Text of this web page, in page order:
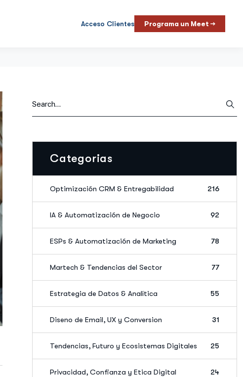
Acceso Clientes Programa un Meet →
Categorias
Optimización CRM & Entregabilidad 216
IA & Automatización de Negocio 92
ESPs & Automatización de Marketing 78
Martech & Tendencias del Sector 77
Estrategia de Datos & Analítica 55
Diseno de Email, UX y Conversion 31
Tendencias, Futuro y Ecosistemas Digitales 25
Privacidad, Confianza y Etica Digital 24